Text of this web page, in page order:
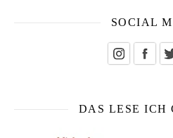
SOCIAL
DAS LESE ICH